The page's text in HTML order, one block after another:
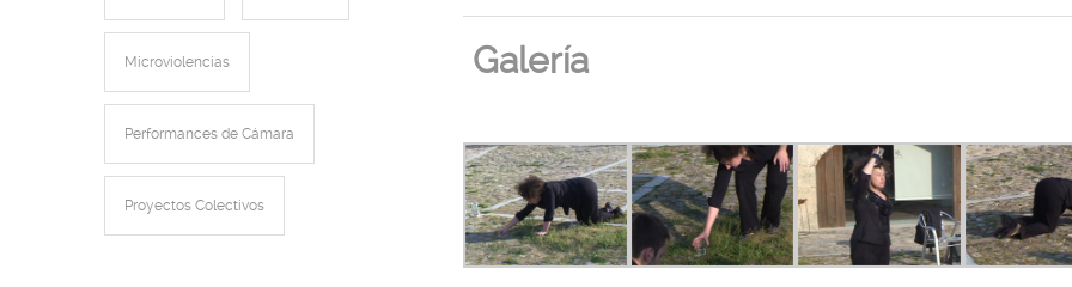
Galería
Microviolencias
Performances de Cámara
Proyectos Colectivos